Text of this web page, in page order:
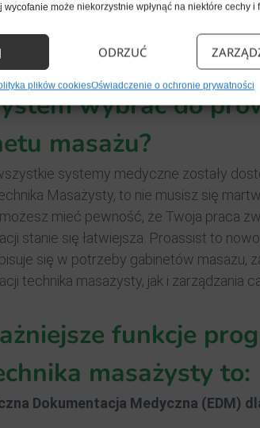
może niekorzystnie wpłynąć na niektóre cechy i
ODRZUĆ
plików cookiesOświadczenie o ochronie prywatności
oprogramowania do gabinetu
wybrać do
masażu?
systemy medyczne zostały
Masażysty, to nie musisz się
mieć pewność, że Twoja praca
stanie się łatwiejsza. Proassist to
się w potrzeby gabinetów masażu,
technika masażysty, jak i zarządzania
funkcje
masażysty to:
Dokumentacja Medyczna (EDM)